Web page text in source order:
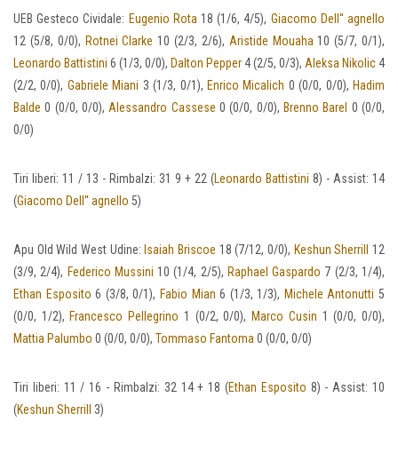
UEB Gesteco Cividale: Eugenio Rota 18 (1/6, 4/5), Giacomo Dell'' agnello
12 (5/8, 0/0), Rotnei Clarke 10 (2/3, 2/6), Aristide Mouaha 10 (5/7, 0/1),
Leonardo Battistini 6 (1/3, 0/0), Dalton Pepper4 (2/5, 0/3), Aleksa Nikolic4
(2/2, 0/0), Gabriele Miani 3 (1/3, 0/1), Enrico Micalich 0 (0/0, 0/0), Hadim
Balde 0 (0/0, 0/0), Alessandro Cassese 0 (0/0, 0/0), Brenno Barel 0 (0/0,
0/0)
Tiri liberi: 11 / 13 - Rimbalzi: 31 9 + 22 (Leonardo Battistini 8) - Assist: 14
(Giacomo Dell'' agnello 5)
Apu Old Wild West Udine: Isaiah Briscoe 18 (7/12, 0/0), Keshun Sherrill
12
(3/9, 2/4), Federico Mussini 10 (1/4, 2/5), Raphael Gaspardo 7 (2/3, 1/4),
Ethan Esposito 6 (3/8, 0/1), Fabio Mian 6 (1/3, 1/3), Michele Antonutti 5
(0/0, 1/2), Francesco Pellegrino 1 (0/2, 0/0), Marco Cusin 1 (0/0, 0/0),
Mattia Palumbo 0 (0/0, 0/0), Tommaso Fantoma 0 (0/0, 0/0)
Tiri liberi: 11 / 16 - Rimbalzi: 32 14 + 18 (Ethan Esposito 8) - Assist: 10
(Keshun Sherrill 3)